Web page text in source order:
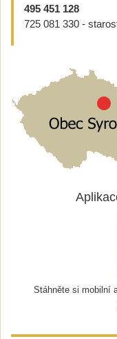
495 451 128
725 081 330 -
Stáhněte si mobilní